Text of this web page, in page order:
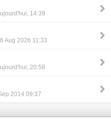
14:39
Aug 2026 11:33
20:58
2014 09:37